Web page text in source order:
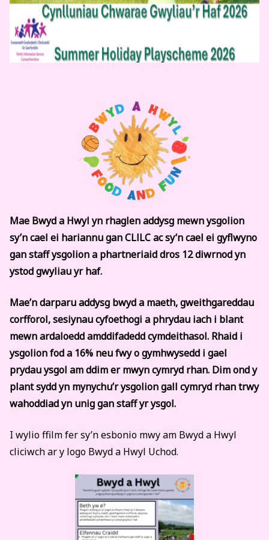
Mae Bwyd a Hwyl yn rhaglen addysg mewn ysgolion
sy’n cael ei hariannu gan CLlLC ac sy’n cael ei gyflwyno
gan staff ysgolion a phartneriaid dros 12 diwrnod yn
ystod gwyliau yr haf.
Mae’n darparu addysg bwyd a maeth, gweithgareddau
corfforol, sesiynau cyfoethogi a phrydau iach i blant
mewn ardaloedd amddifadedd cymdeithasol. Rhaid i
ysgolion fod a 16% neu fwy o gymhwysedd i gael
prydau ysgol am ddim er mwyn cymryd rhan. Dim ond y
plant sydd yn mynychu’r ysgolion gall cymryd rhan trwy
wahoddiad yn unig gan staff yr ysgol.
I wylio ffilm fer sy’n esbonio mwy am Bwyd a Hwyl
cliciwch ar y logo Bwyd a Hwyl Uchod.